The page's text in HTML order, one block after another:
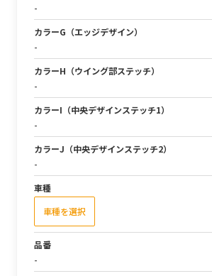
-
カラーG（エッジデザイン）
-
カラーH（ウイング部ステッチ）
-
カラーI（中央デザインステッチ1）
-
カラーJ（中央デザインステッチ2）
-
車種
車種を選択
品番
-